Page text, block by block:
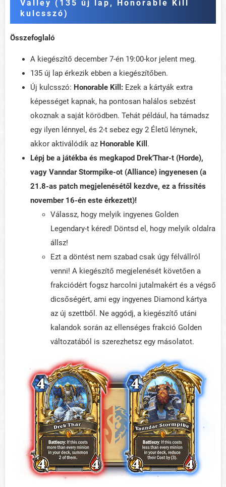
Valley (135 új lap, Honorable Kill
kulcsszó)
Összefoglaló
A kiegészítő december 7-én 19:00-kor jelent meg.
135 új lap érkezik ebben a kiegészítőben.
Új kulcsszó: Honorable Kill: Ezek a kártyák extra
képességet kapnak, ha pontosan halálos sebzést
okoznak a saját körödben. Tehát például, ha támadsz
egy ilyen lénnyel, és 2-t sebez egy 2 Életű lénynek,
akkor aktiválódik az Honorable Kill .
Lépj be a játékba és megkapod Drek'Thar-t (Horde),
vagy Vanndar Stormpike-ot (Alliance) ingyenesen (a
21.8-as patch megjelenésétől kezdve, ez a frissítés
november 16-én este érkezett)!
Válassz, hogy melyik ingyenes Golden
Legendary-t kéred! Döntsd el, hogy melyik oldalra
állsz!
Ezt a döntést nem szabad csak úgy félvállról
venni! A kiegészítő megjelenését követően a
frakciódért fogsz harcolni jutalmakért és a végső
dicsőségért, ami egy ingyenes Diamond kártya
az új szettből. Ne aggódj, a kiegészítő utáni
kalandok során az ellenséges frakció Golden
változatából is szerezhetsz egy másolatot.